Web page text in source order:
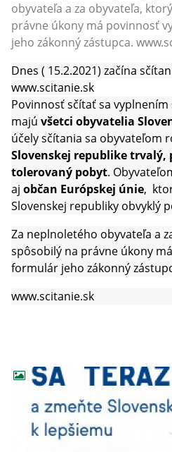
obyvateľa a za obyvateľa,
právne úkony má povinnosť
jeho zákonný zástupca.
Dnes ( 15.2.2021) začína
www.scitanie.sk
Povinnosť sčítať sa
majú všetci obyvatelia
účely sčítania sa obyvateľom
Slovenskej republike trvalý,
tolerovaný pobyt.
aj občan Európskej únie,
Slovenskej republiky obvyklý
Za neplnoletého obyvateľa a
spôsobilý na právne úkony
formulár jeho zákonný
www.scitanie.sk